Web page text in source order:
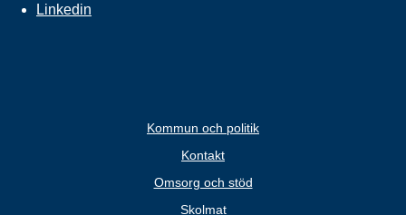
Linkedin
Kommun och politik
Kontakt
Omsorg och stöd
Skolmat